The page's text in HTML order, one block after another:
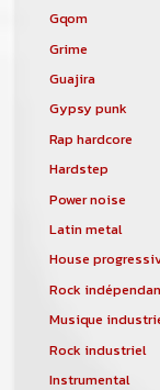
Gqom
Grime
Guajira
Gypsy punk
Rap hardcore
Hardstep
Power noise
Latin metal
House
Rock
Musique
Rock industriel
Instrumental